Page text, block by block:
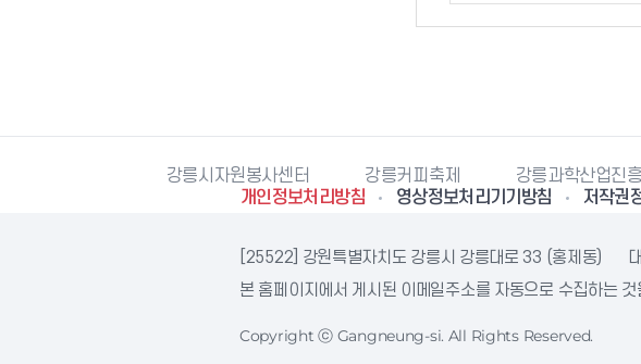
강릉시자원봉사센터 강릉커피축제 강릉과학산업진
개인정보처리방침
영상정보처리기기방침 저작권
[25522] 강원특별자치도 강릉시 강릉대로 33 (홍제동)
본 홈페이지에서 게시된 이메일주소를 자동으로 수집하는
Copyright ⓒ Gangneung-si. All Rights Reserved.